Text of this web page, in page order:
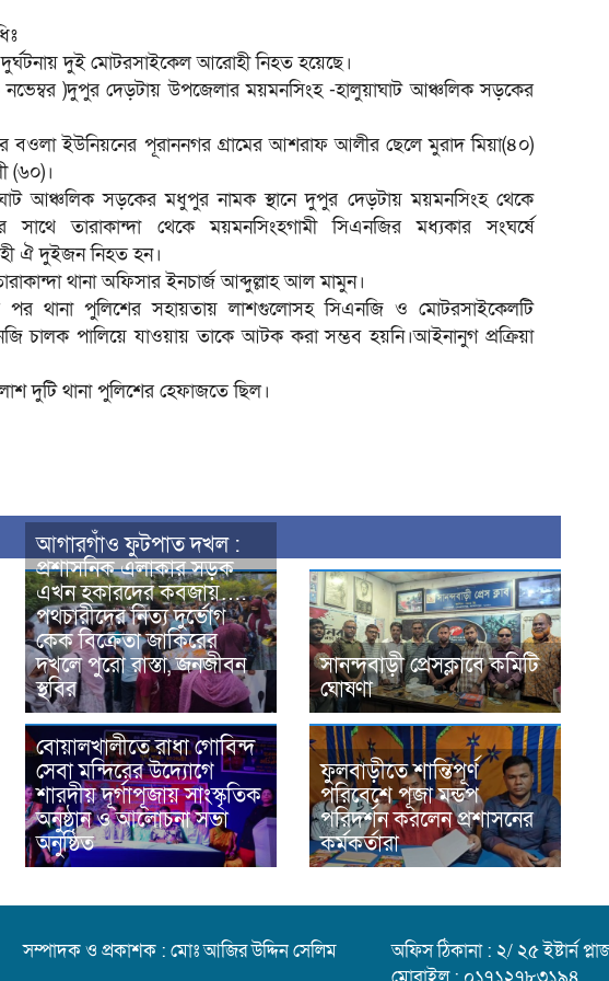
দুই মোটরসাইকেল আরোহী নিহত হয়েছে।
নভেম্বর )দুপুর দেড়টায় উপজেলার ময়মনসিংহ -হালুয়াঘাট আঞ্চলিক সড়কের
ইউনিয়নের পূরাননগর গ্রামের আশরাফ আলীর ছেলে মুরাদ মিয়া(৪০)
(৬০)।
আঞ্চলিক সড়কের মধুপুর নামক স্থানে দুপুর দেড়টায় ময়মনসিংহ থেকে
সাথে তারাকান্দা থেকে ময়মনসিংহগামী সিএনজির মধ্যকার সংঘর্ষে
ঐ দুইজন নিহত হন।
থানা অফিসার ইনচার্জ আব্দুল্লাহ আল মামুন।
পর থানা পুলিশের সহায়তায় লাশগুলোসহ সিএনজি ও মোটরসাইকেলটি
চালক পালিয়ে যাওয়ায় তাকে আটক করা সম্ভব হয়নি।আইনানুগ প্রক্রিয়া
দুটি থানা পুলিশের হেফাজতে ছিল।
আগারগাঁও ফুটপাত দখল :
প্রশাসনিক এলাকার সড়ক
এখন হকারদের কবজায়….
পথচারীদের নিত্য দুর্ভোগ
কেক বিক্রেতা জাকিরের
দখলে পুরো রাস্তা, জনজীবন
স্থবির
সানন্দবাড়ী প্রেসক্লাবে কমিটি
ঘোষণা
বোয়ালখালীতে রাধা গোবিন্দ
সেবা মন্দিরের উদ্যোগে
শারদীয় দূর্গাপূজায় সাংস্কৃতিক
অনুষ্ঠান ও আলোচনা সভা
অনুষ্ঠিত
ফুলবাড়ীতে শান্তিপূর্ণ
পরিবেশে পূজা মন্ডপ
পরিদর্শন করলেন প্রশাসনের
কর্মকর্তারা
সম্পাদক ও প্রকাশক : মোঃ আজির উদ্দিন সেলিম
অফিস ঠিকানা : ২/ ২৫ ইষ্টার্ন